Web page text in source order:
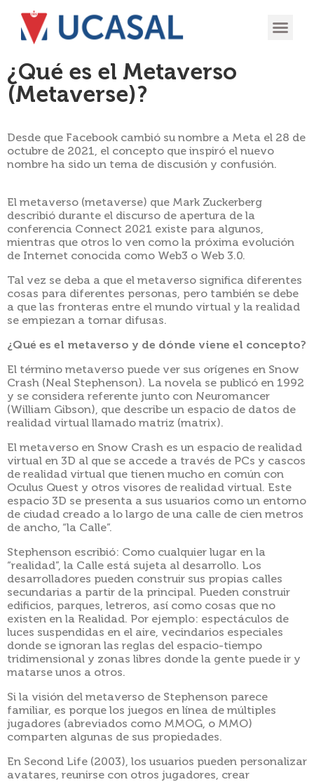
¿Qué es el Metaverso
(Metaverse)?
Desde que Facebook cambió su nombre a Meta el 28 de
octubre de 2021, el concepto que inspiró el nuevo
nombre ha sido un tema de discusión y confusión.
El metaverso (metaverse) que Mark Zuckerberg
describió durante el discurso de apertura de la
conferencia Connect 2021 existe para algunos,
mientras que otros lo ven como la próxima evolución
de Internet conocida como Web3 o Web 3.0.
Tal vez se deba a que el metaverso significa diferentes
cosas para diferentes personas, pero también se debe
a que las fronteras entre el mundo virtual y la realidad
se empiezan a tornar difusas.
¿Qué es el metaverso y de dónde viene el concepto?
El término metaverso puede ver sus orígenes en Snow
Crash (Neal Stephenson). La novela se publicó en 1992
y se considera referente junto con Neuromancer
(William Gibson), que describe un espacio de datos de
realidad virtual llamado matriz (matrix).
El metaverso en Snow Crash es un espacio de realidad
virtual en 3D al que se accede a través de PCs y cascos
de realidad virtual que tienen mucho en común con
Oculus Quest y otros visores de realidad virtual. Este
espacio 3D se presenta a sus usuarios como un entorno
de ciudad creado a lo largo de una calle de cien metros
de ancho, “la Calle”.
Stephenson escribió: Como cualquier lugar en la
“realidad”, la Calle está sujeta al desarrollo. Los
desarrolladores pueden construir sus propias calles
secundarias a partir de la principal. Pueden construir
edificios, parques, letreros, así como cosas que no
existen en la Realidad. Por ejemplo: espectáculos de
luces suspendidas en el aire, vecindarios especiales
donde se ignoran las reglas del espacio-tiempo
tridimensional y zonas libres donde la gente puede ir y
matarse unos a otros.
Si la visión del metaverso de Stephenson parece
familiar, es porque los juegos en línea de múltiples
jugadores (abreviados como MMOG, o MMO)
comparten algunas de sus propiedades.
En Second Life (2003), los usuarios pueden personalizar
avatares, reunirse con otros jugadores, crear